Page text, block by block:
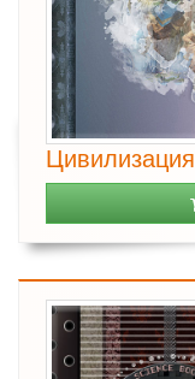
Цивилизация